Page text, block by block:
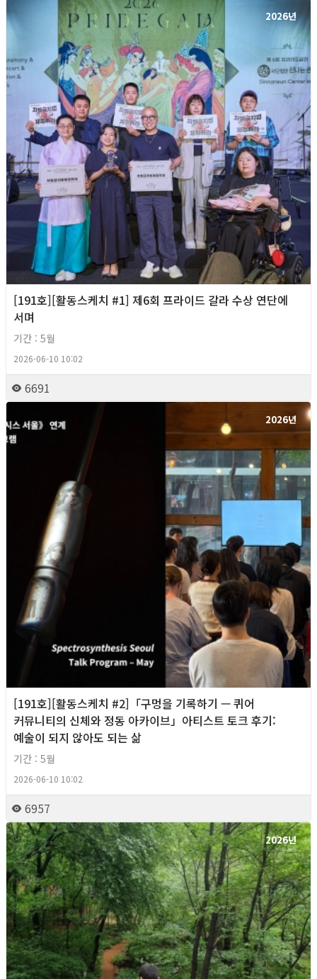
2026년
[191호][활동스케치 #1] 제6회 프라이드 갈라 수상 연단에
서며
기간 : 5월
2026-06-10 10:02
6691
2026년
[191호][활동스케치 #2]「구멍을 기록하기 — 퀴어
커뮤니티의 신체와 정동 아카이브」아티스트 토크 후기:
예술이 되지 않아도 되는 삶
기간 : 5월
2026-06-10 10:02
6957
2026년